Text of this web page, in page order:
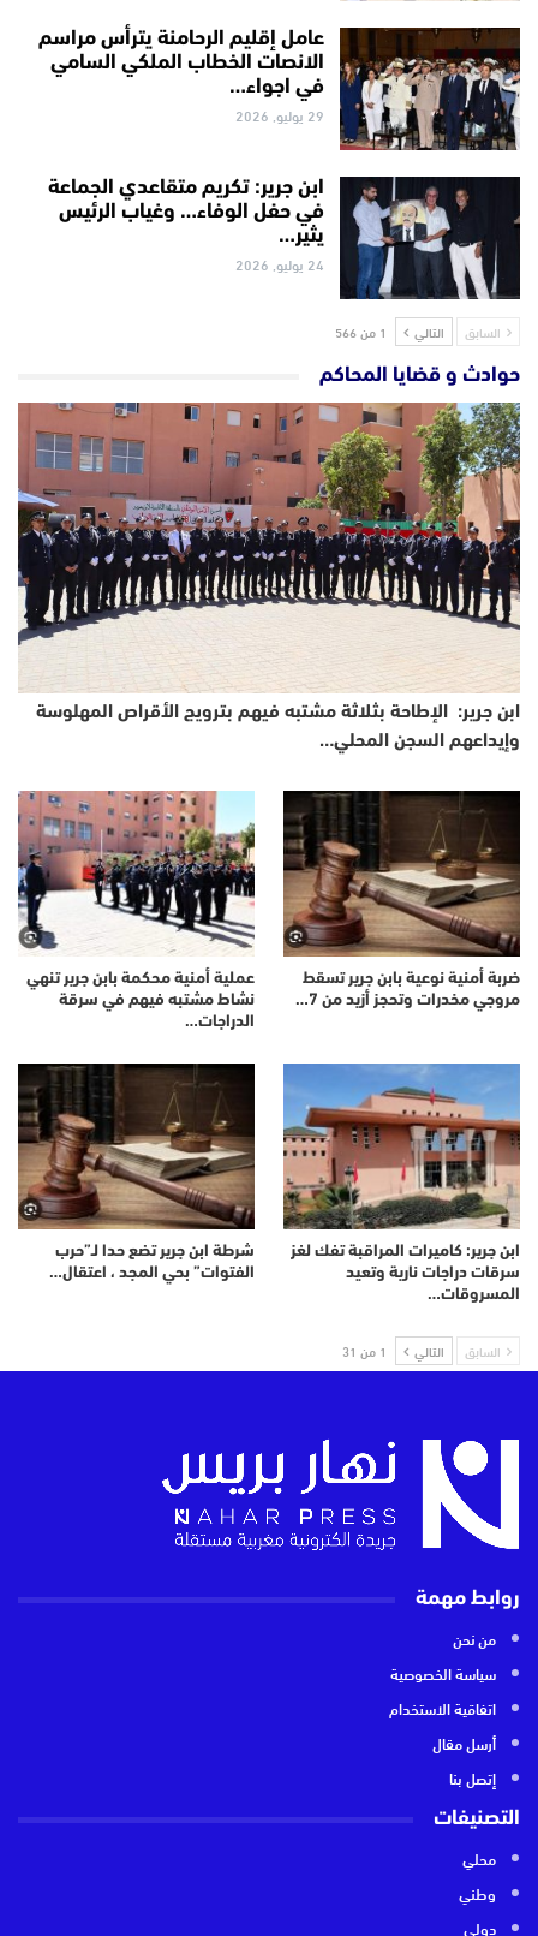
عامل إقليم الرحامنة يترأس مراسم
الانصات الخطاب الملكي السامي
في اجواء…
29 يوليو, 2026
ابن جرير: تكريم متقاعدي الجماعة
في حفل الوفاء… وغياب الرئيس
يثير…
24 يوليو, 2026
السابق التالي 1 من 566
حوادث و قضايا المحاكم
ابن جرير: الإطاحة بثلاثة مشتبه فيهم بترويج الأقراص المهلوسة
وإيداعهم السجن المحلي…
ضربة أمنية نوعية بابن جرير تسقط
مروجي مخدرات وتحجز أزيد من 7…
عملية أمنية محكمة بابن جرير تنهي
نشاط مشتبه فيهم في سرقة
الدراجات…
ابن جرير: كاميرات المراقبة تفك لغز
سرقات دراجات نارية وتعيد
المسروقات…
شرطة ابن جرير تضع حدا لـ”حرب
الفتوات” بحي المجد ، اعتقال…
السابق التالي 1 من 31
روابط مهمة
من نحن
سياسة الخصوصية
اتفاقية الاستخدام
أرسل مقال
إتصل بنا
التصنيفات
محلي
وطني
دولي